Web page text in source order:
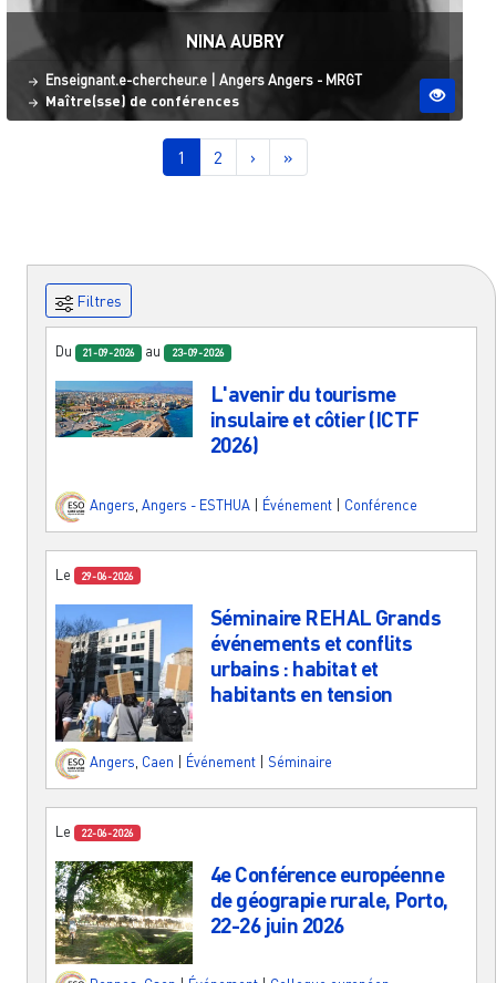
NINA AUBRY
Statut
Enseignant.e-chercheur.e Site ESO
Angers Angers - MRGT
Maître(sse) de conférences
Page courante
1 Page
2 Page suivante
› Dernière page
»
Filtres
Du 21-09-2026 au 23-09-2026
L'avenir du tourisme
insulaire et côtier (ICTF
2026)
Angers Angers - ESTHUA Événement Conférence
Le 29-06-2026
Séminaire REHAL Grands
événements et conflits
urbains : habitat et
habitants en tension
Angers Caen Événement Séminaire
Le 22-06-2026
4e Conférence européenne
de géograpie rurale, Porto,
22-26 juin 2026